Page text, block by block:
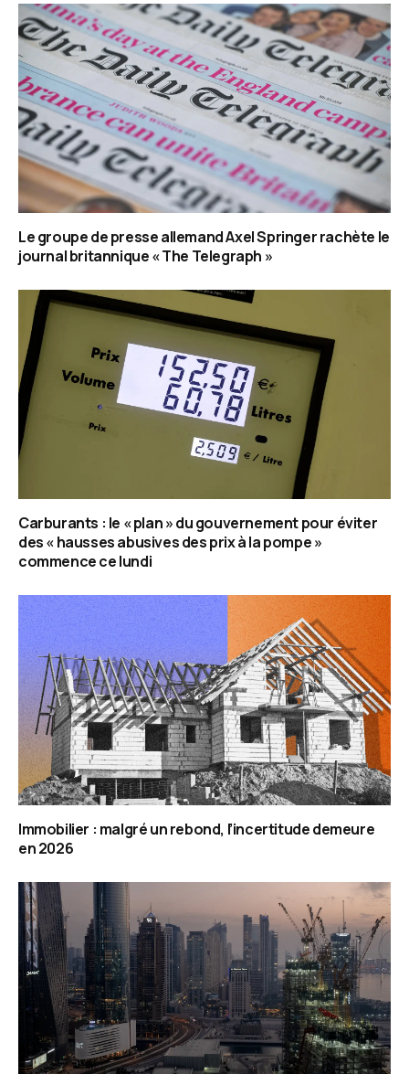
Le groupe de presse allemand Axel Springer rachète le
journal britannique « The Telegraph »
Carburants : le « plan » du gouvernement pour éviter
des « hausses abusives des prix à la pompe »
commence ce lundi
Immobilier : malgré un rebond, l’incertitude demeure
en 2026